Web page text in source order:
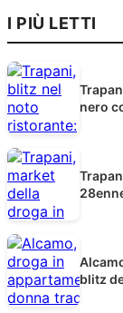
I PIÙ LETTI
nero
blitz